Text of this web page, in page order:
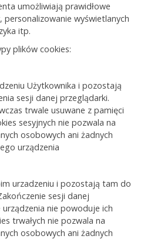
umożliwiają prawidłowe
wyświetlanych
itp.
plików cookies:
Użytkownika i pozostają
sesji danej przeglądarki.
trwale usuwane z pamięci
sesyjnych nie pozwala na
osobowych ani żadnych
urządzenia
urzadzeniu i pozostają tam do
sesji danej
urządzenia nie powoduje ich
trwałych nie pozwala na
osobowych ani żadnych